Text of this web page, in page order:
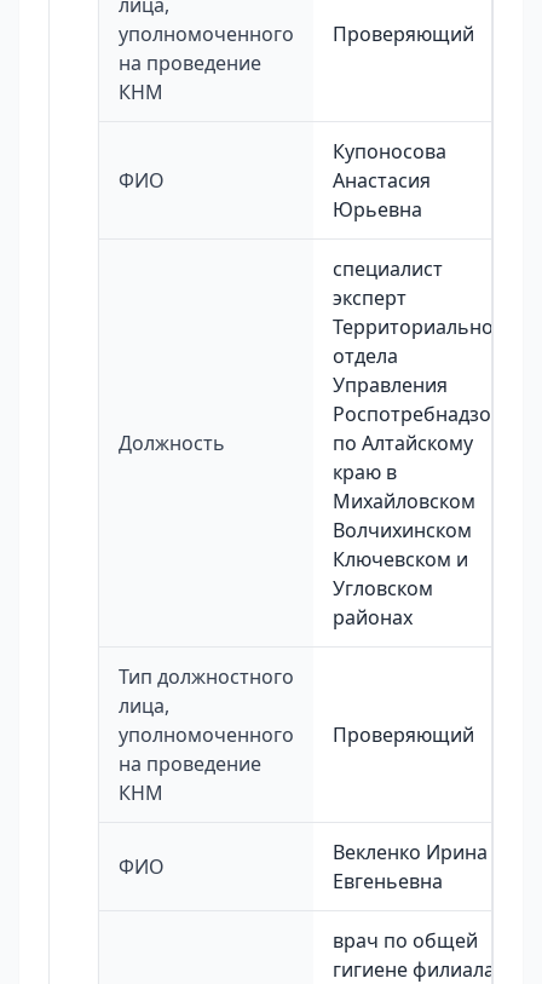
уполномоченного
на проведение
КНМ
Проверяющий
ФИО
Купоносова
Анастасия
Юрьевна
Должность
специалист
эксперт
Территориального
отдела
Управления
Роспотребнадзора
по Алтайскому
краю в
Михайловском
Волчихинском
Ключевском и
Угловском
районах
Тип должностного
лица,
уполномоченного
на проведение
КНМ
Проверяющий
ФИО
Векленко Ирина
Евгеньевна
врач по общей
гигиене филиала